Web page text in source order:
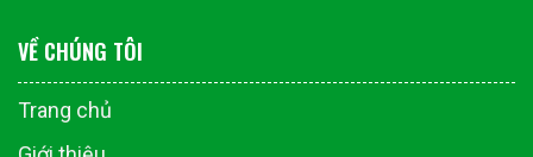
VỀ CHÚNG TÔI
Trang chủ